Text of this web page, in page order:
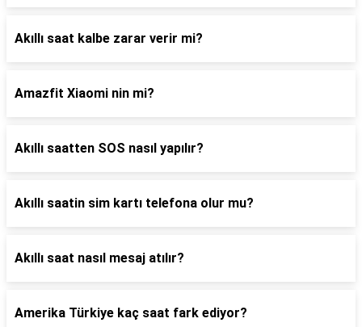
Akıllı saat kalbe zarar verir mi?
Amazfit Xiaomi nin mi?
Akıllı saatten SOS nasıl yapılır?
Akıllı saatin sim kartı telefona olur mu?
Akıllı saat nasıl mesaj atılır?
Amerika Türkiye kaç saat fark ediyor?